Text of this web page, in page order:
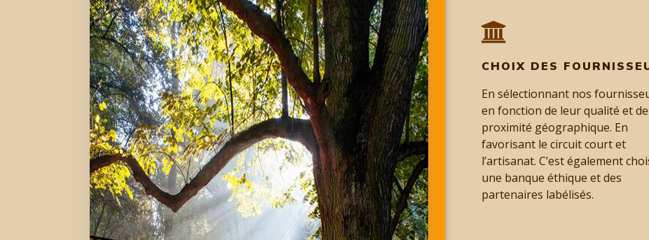
CHOIX DES
En sélectionnant nos
en fonction de leur qualité et
proximité géographique. En
favorisant le circuit court et
l’artisanat. C’est également
une banque éthique et des
partenaires labélisés.